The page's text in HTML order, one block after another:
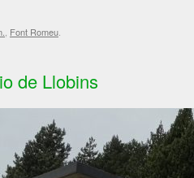
Font Romeu
de Llobins